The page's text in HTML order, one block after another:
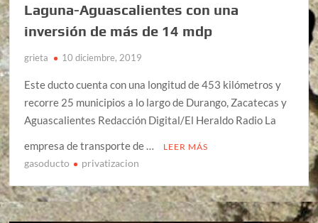
Laguna-Aguascalientes con una
inversión de más de 14 mdp
grieta 10 diciembre, 2019
Este ducto cuenta con una longitud de 453 kilómetros y
recorre 25 municipios a lo largo de Durango, Zacatecas y
Aguascalientes Redacción Digital/El Heraldo Radio La
empresa de transporte de …
LEER MÁS
gasoducto privatizacion